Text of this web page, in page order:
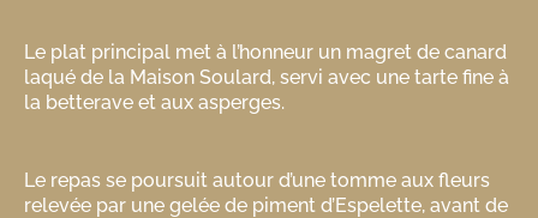
Le plat principal met à l’honneur un magret de canard
laqué de la Maison Soulard, servi avec une tarte fine à
la betterave et aux asperges.
Le repas se poursuit autour d’une tomme aux fleurs
relevée par une gelée de piment d’Espelette, avant de